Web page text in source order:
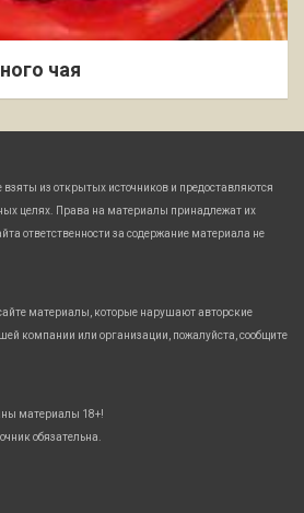
чая
из открытых источников и предоставляются
целях. Права на материалы принадлежат их
ответственности за содержание материала не
материалы, которые нарушают авторские
компании или организации, пожалуйста, сообщите
материалы 18+!
обязательна.